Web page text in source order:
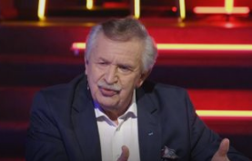
Oblicza wojny